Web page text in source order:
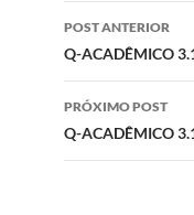
Navegação
de
posts
POST ANTERIOR
Q-ACADÊMICO
PRÓXIMO POST
Q-ACADÊMICO